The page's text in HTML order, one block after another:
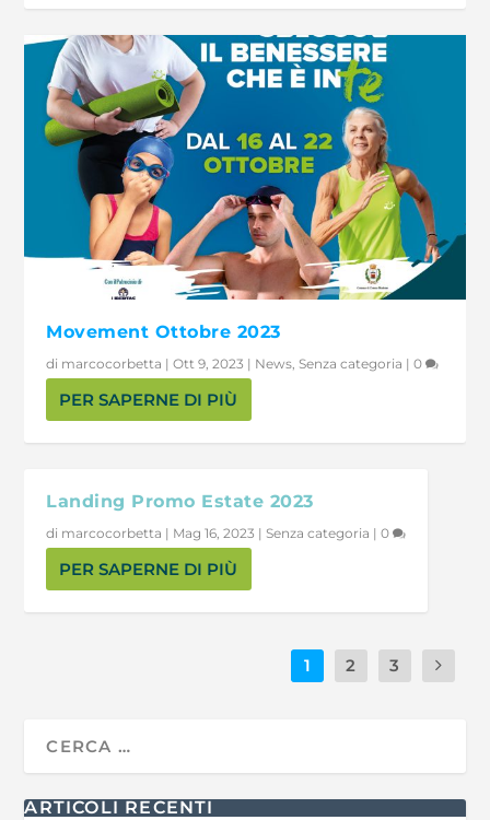
Movement Ottobre 2023
di marcocorbetta |Ott 9, 2023 | News,Senza categoria |0
PER SAPERNE DI PIÙ
Landing Promo Estate 2023
di marcocorbetta | Mag 16, 2023 |Senza categoria |0
PER SAPERNE DI PIÙ
1 2 3
ARTICOLI RECENTI